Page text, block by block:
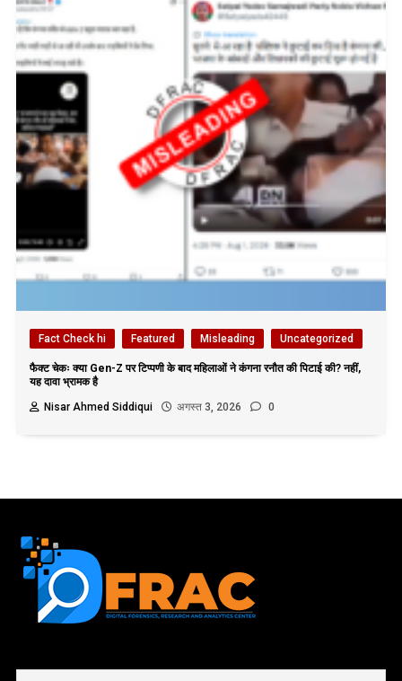
Fact Check hi Featured Misleading Uncategorized
फैक्ट चेकः क्या Gen-Z पर टिप्पणी के बाद महिलाओं ने कंगना रनौत की पिटाई की? नहीं,
यह दावा भ्रामक है
Nisar Ahmed Siddiqui
अगस्त 3, 2026 0